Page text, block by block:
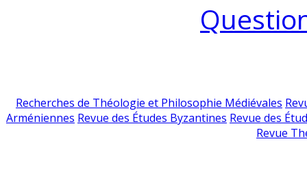
Recherches de Théologie et Philosophie Médiévales
Arméniennes Revue des Études Byzantines Revue des
Revue